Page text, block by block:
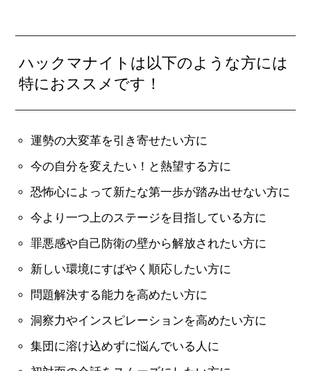
ハックマナイトは以下のような方には
特におススメです！
運勢の大変革を引き寄せたい方に
今の自分を変えたい！と熱望する方に
恐怖心によって新たな第一歩が踏み出せない方に
今より一つ上のステージを目指している方に
罪悪感や自己防衛の壁から解放されたい方に
新しい環境にすばやく順応したい方に
問題解決する能力を高めたい方に
洞察力やインスピレーションを高めたい方に
集団に溶け込めずに悩んでいる人に